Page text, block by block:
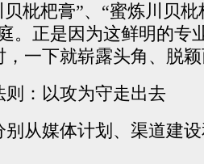
贝枇杷膏”、“蜜炼川贝
。正是因为这鲜明的专
，一下就崭露头角、脱
：以攻为守走出去
媒体计划、渠道建设